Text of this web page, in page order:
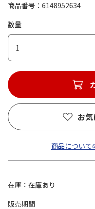
商品番号
6148952634
数量
1
お
商品について
在庫
在庫あり
販売期間